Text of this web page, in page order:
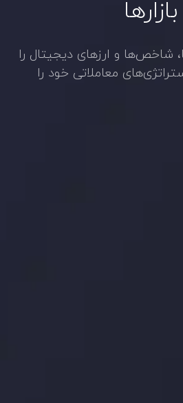
شاخص‌ها و ارزهای دیجیتال را
معاملاتی خود را